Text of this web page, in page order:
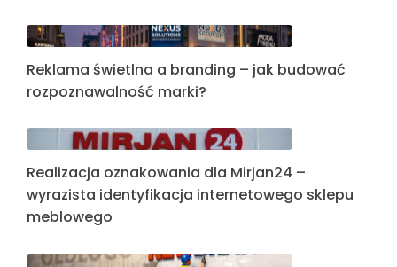
Reklama świetlna a branding – jak budować
rozpoznawalność marki?
Realizacja oznakowania dla Mirjan24 –
wyrazista identyfikacja internetowego sklepu
meblowego